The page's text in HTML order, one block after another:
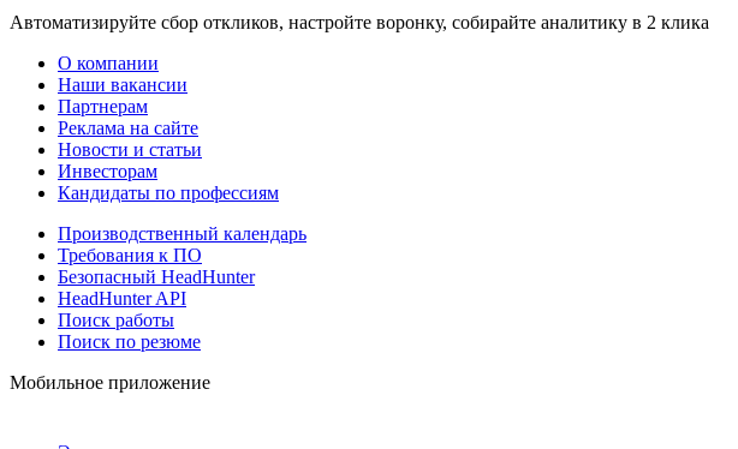
Автоматизируйте сбор откликов, настройте воронку, собирайте аналитику в 2 клика
О компании
Наши вакансии
Партнерам
Реклама на сайте
Новости и статьи
Инвесторам
Кандидаты по профессиям
Производственный календарь
Требования к ПО
Безопасный HeadHunter
HeadHunter API
Поиск работы
Поиск по резюме
Мобильное приложение